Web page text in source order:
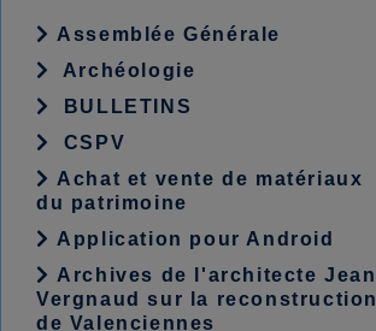
Assemblée Générale
Archéologie
BULLETINS
CSPV
Achat et vente de matériaux
du patrimoine
Application pour Android
Archives de l'architecte Jean
Vergnaud sur la reconstruction
de Valenciennes